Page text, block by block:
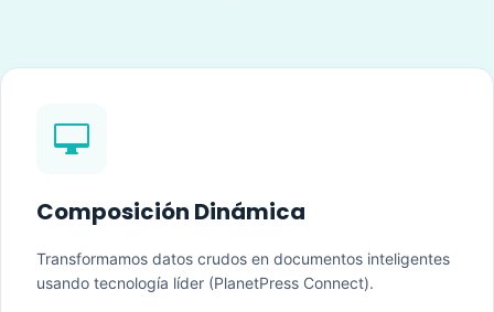

Composición Dinámica
Transformamos datos crudos en documentos inteligentes
usando tecnología líder (PlanetPress Connect).